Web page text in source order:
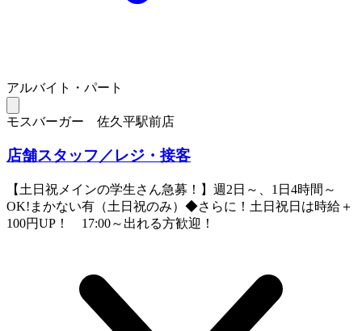
アルバイト・パート
モスバーガー 佐久平駅前店
店舗スタッフ／レジ・接客
【土日祝メインの学生さん急募！】週2日～、1日4時間～
OK!まかない有（土日祝のみ）◆さらに！土日祝日は時給＋
100円UP！ 17:00～出れる方歓迎！